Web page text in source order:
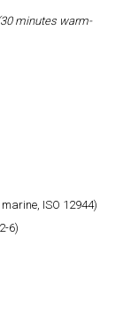
minutes warm-
ISO 12944)
6)